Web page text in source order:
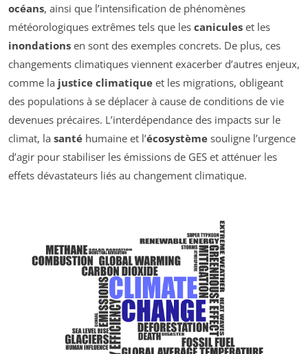
océans, ainsi que l’intensification de phénomènes
météorologiques extrêmes tels que les canicules et les
inondations en sont des exemples concrets. De plus, ces
changements climatiques viennent exacerber d’autres enjeux,
comme la justice climatique et les migrations, obligeant
des populations à se déplacer à cause de conditions de vie
devenues précaires. L’interdépendance des impacts sur le
climat, la santé humaine et l’écosystème souligne l’urgence
d’agir pour stabiliser les émissions de GES et atténuer les
effets dévastateurs liés au changement climatique.